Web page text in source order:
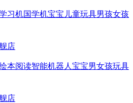
习机国学机宝宝儿童玩具男孩女孩
店
本阅读智能机器人宝宝男女孩玩具
店